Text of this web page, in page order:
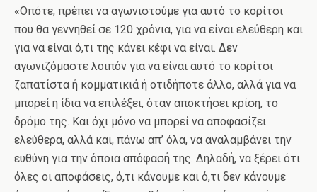
«Οπότε, πρέπει να αγωνιστούμε για αυτό το κορίτσι
που θα γεννηθεί σε 120 χρόνια, για να είναι ελεύθερη και
για να είναι ό,τι της κάνει κέφι να είναι. Δεν
αγωνιζόμαστε λοιπόν για να είναι αυτό το κορίτσι
ζαπατίστα ή κομματικιά ή οτιδήποτε άλλο, αλλά για να
μπορεί η ίδια να επιλέξει, όταν αποκτήσει κρίση, το
δρόμο της. Και όχι μόνο να μπορεί να αποφασίζει
ελεύθερα, αλλά και, πάνω απ’ όλα, να αναλαμβάνει την
ευθύνη για την όποια απόφασή της. Δηλαδή, να ξέρει ότι
όλες οι αποφάσεις, ό,τι κάνουμε και ό,τι δεν κάνουμε